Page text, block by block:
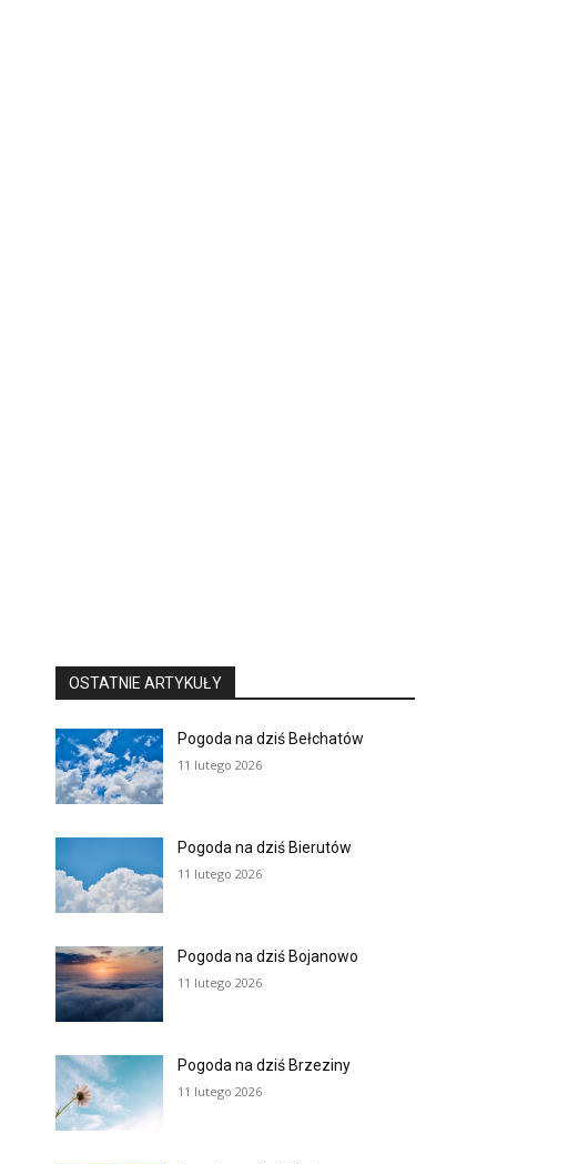
OSTATNIE ARTYKUŁY
Pogoda na dziś Bełchatów
11 lutego 2026
Pogoda na dziś Bierutów
11 lutego 2026
Pogoda na dziś Bojanowo
11 lutego 2026
Pogoda na dziś Brzeziny
11 lutego 2026